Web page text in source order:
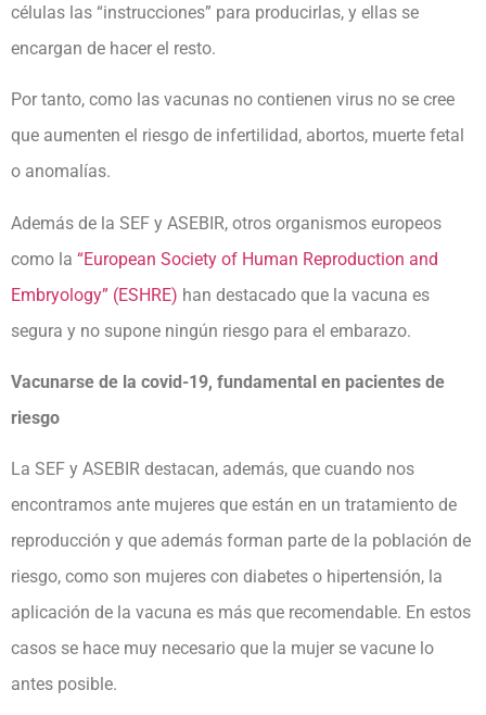
células las “instrucciones” para producirlas, y ellas se
encargan de hacer el resto.
Por tanto, como las vacunas no contienen virus no se cree
que aumenten el riesgo de infertilidad, abortos, muerte fetal
o anomalías.
Además de la SEF y ASEBIR, otros organismos europeos
como la “European Society of Human Reproduction and
Embryology” (ESHRE) han destacado que la vacuna es
segura y no supone ningún riesgo para el embarazo.
Vacunarse de la covid-19, fundamental en pacientes de
riesgo
La SEF y ASEBIR destacan, además, que cuando nos
encontramos ante mujeres que están en un tratamiento de
reproducción y que además forman parte de la población de
riesgo, como son mujeres con diabetes o hipertensión, la
aplicación de la vacuna es más que recomendable. En estos
casos se hace muy necesario que la mujer se vacune lo
antes posible.